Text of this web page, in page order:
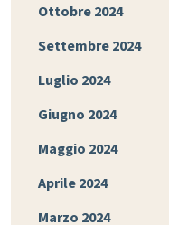
Ottobre 2024
Settembre 2024
Luglio 2024
Giugno 2024
Maggio 2024
Aprile 2024
Marzo 2024